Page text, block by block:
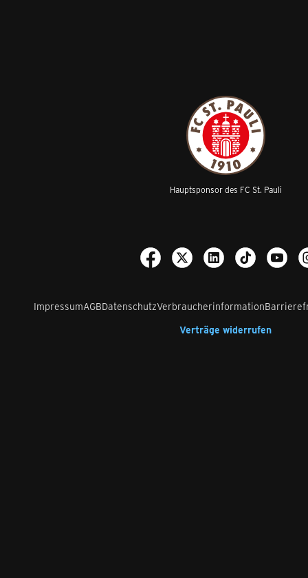
Hauptsponsor des FC St. Pauli
ImpressumAGBDatenschutzVerbraucherinformation
Verträge widerrufen